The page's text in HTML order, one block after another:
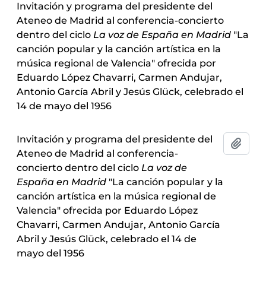
Invitación y programa del presidente del
Ateneo de Madrid al conferencia-concierto
dentro del ciclo La voz de España en Madrid "La
canción popular y la canción artística en la
música regional de Valencia" ofrecida por
Eduardo López Chavarri, Carmen Andujar,
Antonio García Abril y Jesús Glück, celebrado el
14 de mayo del 1956
Invitación y programa del presidente del
Ateneo de Madrid al conferencia-
concierto dentro del ciclo La voz de
España en Madrid "La canción popular y la
canción artística en la música regional de
Valencia" ofrecida por Eduardo López
Chavarri, Carmen Andujar, Antonio García
Abril y Jesús Glück, celebrado el 14 de
mayo del 1956